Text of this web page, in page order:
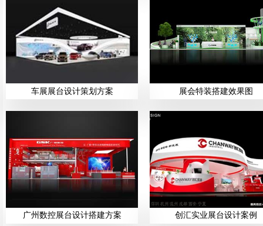
车展展台设计策划方案 展会特装搭建效果图
广州数控展台设计搭建方案 创汇实业展台设计案例